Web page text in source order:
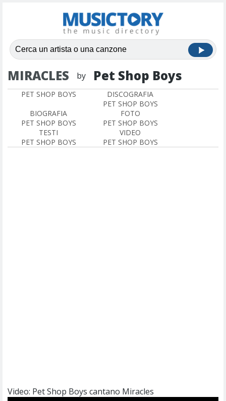
MIRACLES by Pet Shop Boys
PET SHOP BOYS
DISCOGRAFIA
PET SHOP BOYS
BIOGRAFIA
PET SHOP BOYS
FOTO
PET SHOP BOYS
TESTI
PET SHOP BOYS
VIDEO
PET SHOP BOYS
Video: Pet Shop Boys cantano Miracles